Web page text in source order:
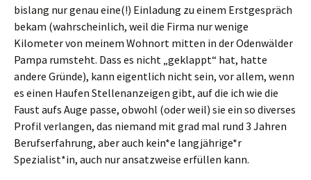
bislang nur genau eine(!) Einladung zu einem Erstgespräch
bekam (wahrscheinlich, weil die Firma nur wenige
Kilometer von meinem Wohnort mitten in der Odenwälder
Pampa rumsteht. Dass es nicht „geklappt“ hat, hatte
andere Gründe), kann eigentlich nicht sein, vor allem, wenn
es einen Haufen Stellenanzeigen gibt, auf die ich wie die
Faust aufs Auge passe, obwohl (oder weil) sie ein so diverses
Profil verlangen, das niemand mit grad mal rund 3 Jahren
Berufserfahrung, aber auch kein*e langjährige*r
Spezialist*in, auch nur ansatzweise erfüllen kann.